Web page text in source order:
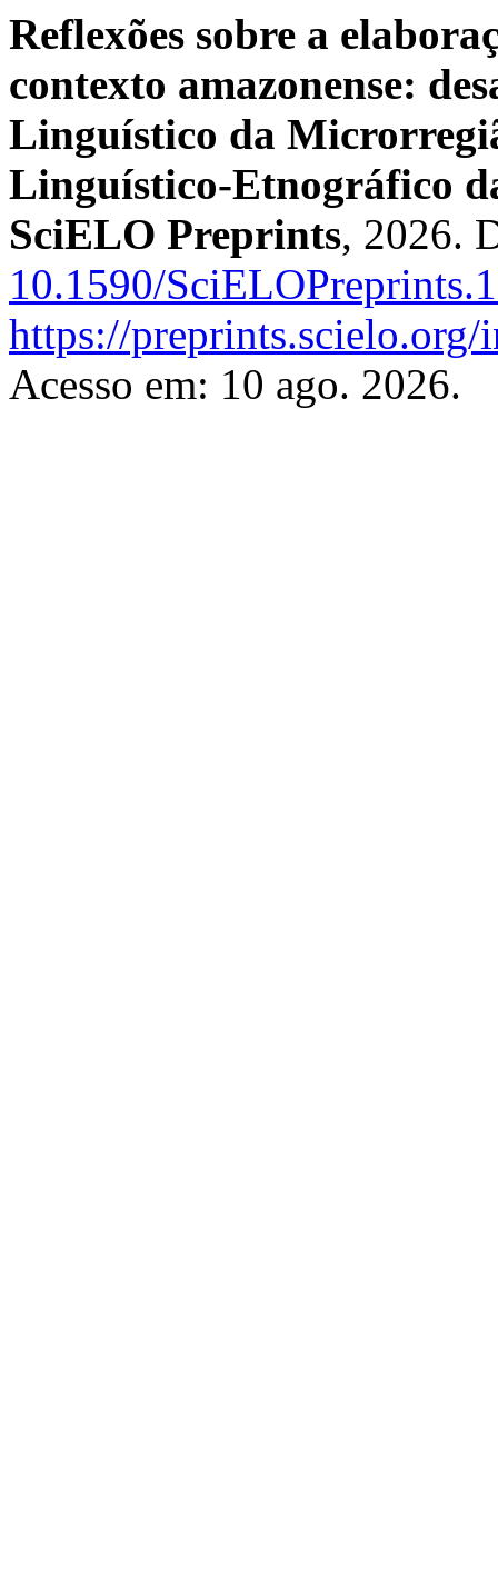
Reflexões sobre a
contexto amazonense:
Linguístico da
Linguístico-Etnográfico
SciELO Preprints, 2026.
10.1590/
https://
Acesso em: 10 ago. 2026.